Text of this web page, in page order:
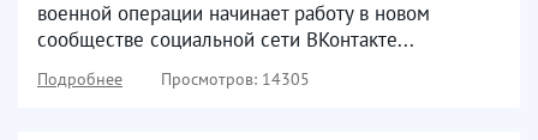
военной операции начинает работу в новом
сообществе социальной сети ВКонтакте...
Подробнее Просмотров: 14305